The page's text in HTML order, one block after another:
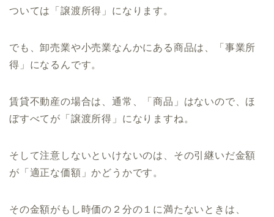
ついては「譲渡所得」になります。
でも、卸売業や小売業なんかにある商品は、「事業所
得」になるんです。
賃貸不動産の場合は、通常、「商品」はないので、ほ
ぼすべてが「譲渡所得」になりますね。
そして注意しないといけないのは、その引継いだ金額
が「適正な価額」かどうかです。
その金額がもし時価の２分の１に満たないときは、